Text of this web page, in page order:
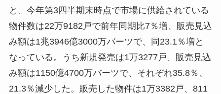
と、今年第3四半期末時点で市場に供給されている
物件数は22万9182戸で前年同期比7％増、販売見込
み額は1兆3946億3000万バーツで、同23.1％増と
なっている。うち新規発売は1万3277戸、販売見込
み額は1150億4700万バーツで、それぞれ35.8％、
21.3％減少した。販売した物件は1万3382戸、811